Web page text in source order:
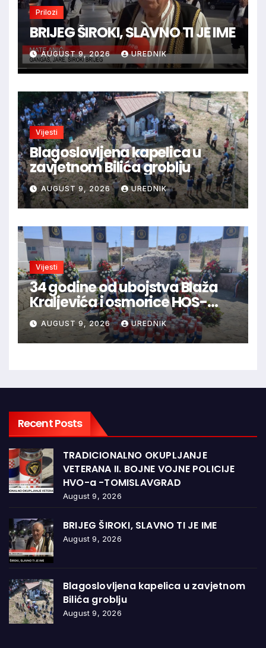
Prilozi
BRIJEG ŠIROKI, SLAVNO TI JE IME
AUGUST 9, 2026 UREDNIK
Vijesti
Blagoslovljena kapelica u
zavjetnom Bilića groblju
AUGUST 9, 2026 UREDNIK
Vijesti
34 godine od ubojstva Blaža
Kraljevića i osmorice HOS-
ovaca: Danas najavljen novi
sudski postupak
AUGUST 9, 2026 UREDNIK
Recent Posts
TRADICIONALNO OKUPLJANJE
VETERANA II. BOJNE VOJNE POLICIJE
HVO-a -TOMISLAVGRAD
August 9, 2026
BRIJEG ŠIROKI, SLAVNO TI JE IME
August 9, 2026
Blagoslovljena kapelica u zavjetnom
Bilića groblju
August 9, 2026